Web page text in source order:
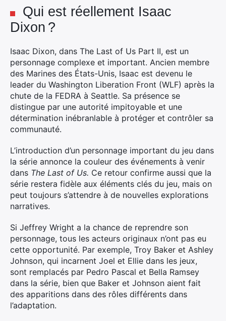
Qui est réellement Isaac
Dixon ?
Isaac Dixon, dans The Last of Us Part II, est un
personnage complexe et important. Ancien membre
des Marines des États-Unis, Isaac est devenu le
leader du Washington Liberation Front (WLF) après la
chute de la FEDRA à Seattle. Sa présence se
distingue par une autorité impitoyable et une
détermination inébranlable à protéger et contrôler sa
communauté.
L’introduction d’un personnage important du jeu dans
la série annonce la couleur des événements à venir
dans The Last of Us. Ce retour confirme aussi que la
série restera fidèle aux éléments clés du jeu, mais on
peut toujours s’attendre à de nouvelles explorations
narratives.
Si Jeffrey Wright a la chance de reprendre son
personnage, tous les acteurs originaux n’ont pas eu
cette opportunité. Par exemple, Troy Baker et Ashley
Johnson, qui incarnent Joel et Ellie dans les jeux,
sont remplacés par Pedro Pascal et Bella Ramsey
dans la série, bien que Baker et Johnson aient fait
des apparitions dans des rôles différents dans
l’adaptation.
Rechercher
: